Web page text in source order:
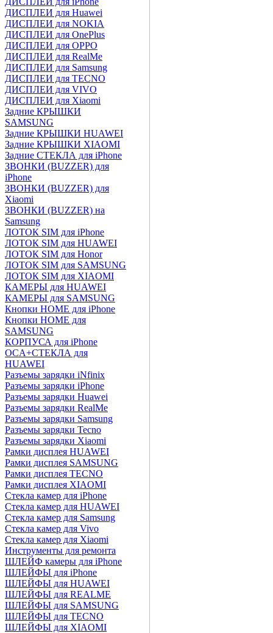
ДИСПЛЕИ для Huawei
ДИСПЛЕИ для NOKIA
ДИСПЛЕИ для OnePlus
ДИСПЛЕИ для OPPO
ДИСПЛЕИ для RealMe
ДИСПЛЕИ для Samsung
ДИСПЛЕИ для TECNO
ДИСПЛЕИ для VIVO
ДИСПЛЕИ для Xiaomi
Задние КРЫШКИ
SAMSUNG
Задние КРЫШКИ HUAWEI
Задние КРЫШКИ XIAOMI
Задние СТЕКЛА для iPhone
ЗВОНКИ (BUZZER) для
iPhone
ЗВОНКИ (BUZZER) для
Xiaomi
ЗВОНКИ (BUZZER) на
Samsung
ЛОТОК SIM для iPhone
ЛОТОК SIM для HUAWEI
ЛОТОК SIM для Honor
ЛОТОК SIM для SAMSUNG
ЛОТОК SIM для XIAOMI
КАМЕРЫ для HUAWEI
КАМЕРЫ для SAMSUNG
Кнопки HOME для iPhone
Кнопки HOME для
SAMSUNG
КОРПУСА для iPhone
OCA+СТЕКЛА для
HUAWEI
Разъемы зарядки iNfinix
Разъемы зарядки iPhone
Разъемы зарядки Huawei
Разъемы зарядки RealMe
Разъемы зарядки Samsung
Разъемы зарядки Tecno
Разъемы зарядки Xiaomi
Рамки дисплея HUAWEI
Рамки дисплея SAMSUNG
Рамки дисплея TECNO
Рамки дисплея XIAOMI
Стекла камер для iPhone
Стекла камер для HUAWEI
Стекла камер для Samsung
Стекла камер для Vivo
Стекла камер для Xiaomi
Инструменты для ремонта
ШЛЕЙФ камеры для iPhone
ШЛЕЙФЫ для iPhone
ШЛЕЙФЫ для HUAWEI
ШЛЕЙФЫ для REALME
ШЛЕЙФЫ для SAMSUNG
ШЛЕЙФЫ для TECNO
ШЛЕЙФЫ для XIAOMI